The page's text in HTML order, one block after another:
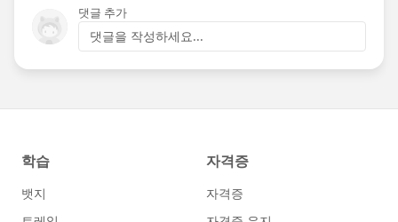
댓글 추가
댓글을 작성하세요...